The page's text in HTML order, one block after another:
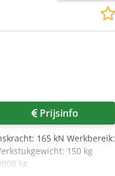
Prijsinfo
165 kN Werkbereik:
150 kg
kg